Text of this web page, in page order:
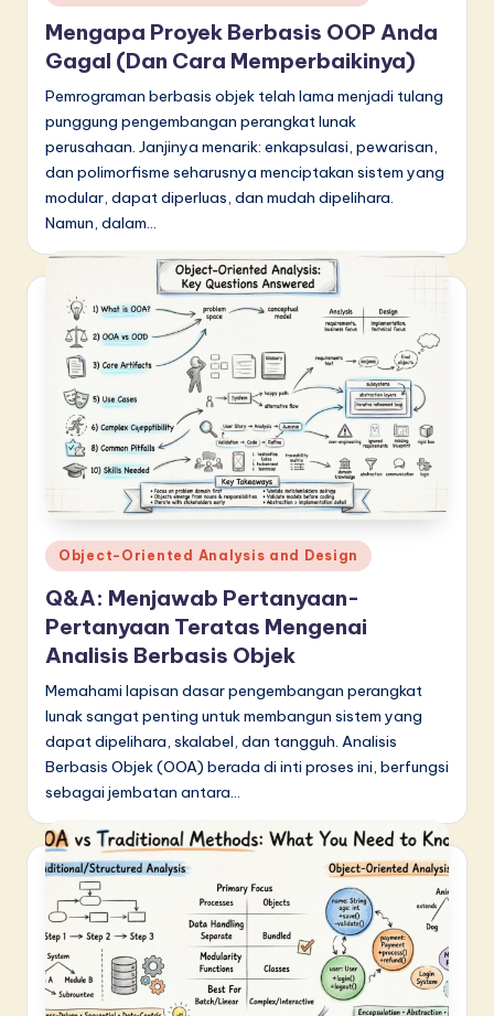
in
Mengapa Proyek Berbasis OOP Anda
Gagal (Dan Cara Memperbaikinya)
Pemrograman berbasis objek telah lama menjadi tulang
punggung pengembangan perangkat lunak
perusahaan. Janjinya menarik: enkapsulasi, pewarisan,
dan polimorfisme seharusnya menciptakan sistem yang
modular, dapat diperluas, dan mudah dipelihara.
Namun, dalam…
Posted
in
Object-Oriented Analysis and Design
Q&A: Menjawab Pertanyaan-
Pertanyaan Teratas Mengenai
Analisis Berbasis Objek
Memahami lapisan dasar pengembangan perangkat
lunak sangat penting untuk membangun sistem yang
dapat dipelihara, skalabel, dan tangguh. Analisis
Berbasis Objek (OOA) berada di inti proses ini, berfungsi
sebagai jembatan antara…